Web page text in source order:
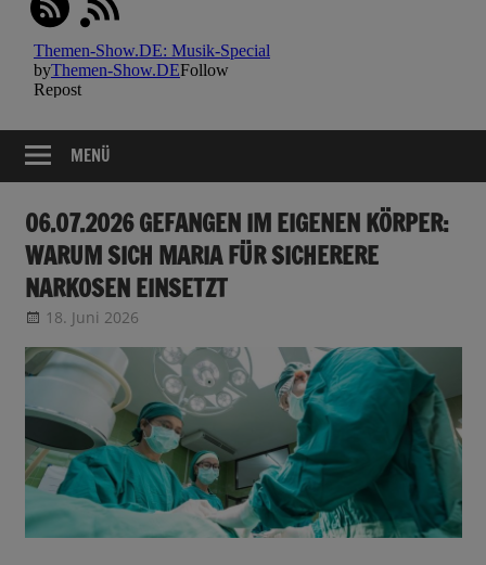
MENÜ
06.07.2026 GEFANGEN IM EIGENEN KÖRPER:
WARUM SICH MARIA FÜR SICHERERE
NARKOSEN EINSETZT
18. Juni 2026